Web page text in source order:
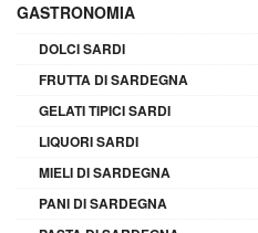
GASTRONOMIA
DOLCI SARDI
FRUTTA DI SARDEGNA
GELATI TIPICI SARDI
LIQUORI SARDI
MIELI DI SARDEGNA
PANI DI SARDEGNA